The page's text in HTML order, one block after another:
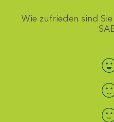
Wie zufrieden sind